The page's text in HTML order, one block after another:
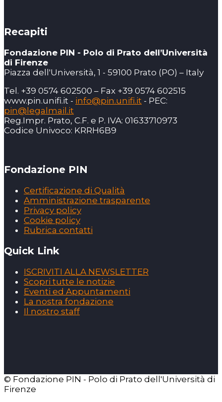
Recapiti
Fondazione PIN - Polo di Prato dell’Università
di Firenze
Piazza dell'Università, 1 - 59100 Prato (PO) – Italy
Tel. +39 0574 602500 – Fax +39 0574 602515
www.pin.unifi.it - info@pin.unifi.it - PEC:
pin@legalmail.it
Reg.Impr. Prato, C.F. e P. IVA: 01633710973
Codice Univoco: KRRH6B9
Fondazione PIN
Certificazione di Qualità
Amministrazione trasparente
Privacy policy
Cookie policy
Rubrica contatti
Quick Link
ISCRIVITI ALLA NEWSLETTER
Scopri tutte le notizie
Eventi ed Appuntamenti
La nostra fondazione
Il nostro staff
© Fondazione PIN - Polo di Prato dell'Università di
Firenze